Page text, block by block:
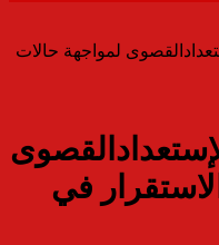
لمواجهة حالات
في